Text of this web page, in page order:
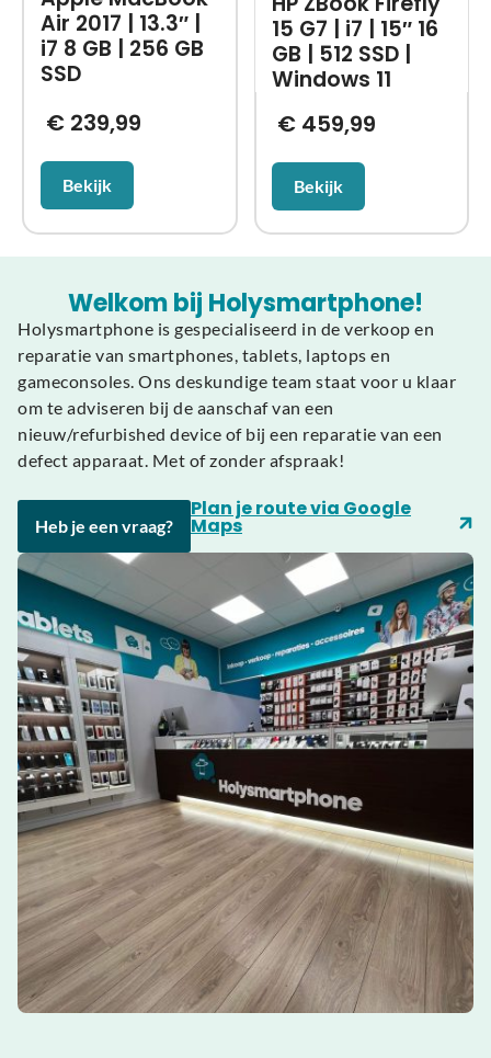
Air 2017 | 13.3″ |
i7 8 GB | 256 GB
SSD
€239,99
Bekijk
15 G7 | i7 | 15″ 16
GB | 512 SSD |
Windows 11
€ 459,99
Bekijk
Welkom bij Holysmartphone!
Holysmartphone is gespecialiseerd in de verkoop en
reparatie van smartphones, tablets, laptops en
gameconsoles. Ons deskundige team staat voor u klaar
om te adviseren bij de aanschaf van een
nieuw/refurbished device of bij een reparatie van een
defect apparaat. Met of zonder afspraak!
Heb je een vraag?
Plan je route via Google
Maps